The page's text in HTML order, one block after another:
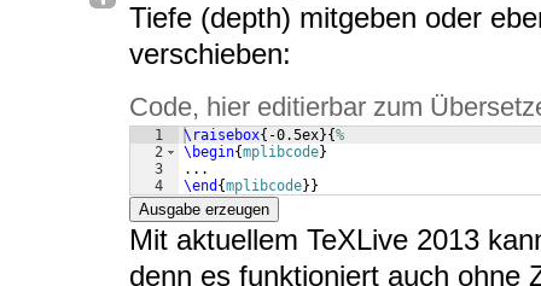
Tiefe (depth) mitgeben oder
verschieben:
Code, hier editierbar zum
1
2
3
4
\raisebox{ -0.5ex}{%
\begin{mplibcode}
...
\end {mplibcode} }
Ausgabe erzeugen
Mit aktuellem TeXLive 2013
denn es funktioniert auch ohne